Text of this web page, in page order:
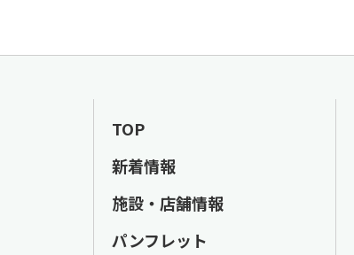
TOP
新着情報
施設・店舗情報
パンフレット